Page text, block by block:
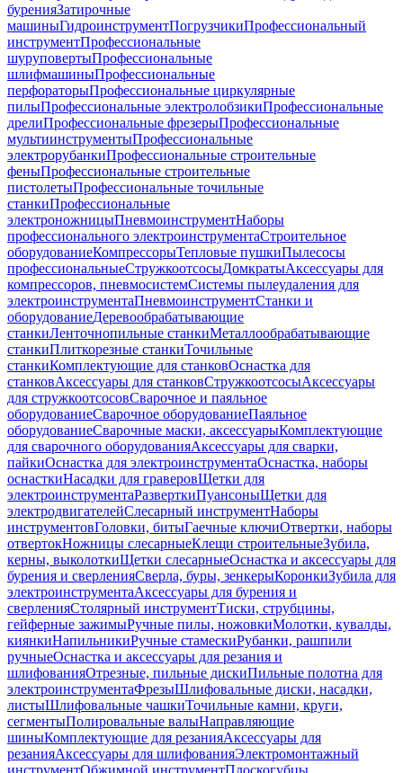
буренияЗатирочные
машиныГидроинструментПогрузчикиПрофессиональный
инструментПрофессиональные
шуруповертыПрофессиональные
шлифмашиныПрофессиональные
перфораторыПрофессиональные циркулярные
пилыПрофессиональные электролобзикиПрофессиональные
дрелиПрофессиональные фрезерыПрофессиональные
мультиинструментыПрофессиональные
электрорубанкиПрофессиональные строительные
феныПрофессиональные строительные
пистолетыПрофессиональные точильные
станкиПрофессиональные
электроножницыПневмоинструментНаборы
профессионального электроинструментаСтроительное
оборудованиеКомпрессорыТепловые пушкиПылесосы
профессиональныеСтружкоотсосыДомкратыАксессуары для
компрессоров, пневмосистемСистемы пылеудаления для
электроинструментаПневмоинструментСтанки и
оборудованиеДеревообрабатывающие
станкиЛенточнопильные станкиМеталлообрабатывающие
станкиПлиткорезные станкиТочильные
станкиКомплектующие для станковОснастка для
станковАксессуары для станковСтружкоотсосыАксессуары
для стружкоотсосовСварочное и паяльное
оборудованиеСварочное оборудованиеПаяльное
оборудованиеСварочные маски, аксессуарыКомплектующие
для сварочного оборудованияАксессуары для сварки,
пайкиОснастка для электроинструментаОснастка, наборы
оснасткиНасадки для граверовЩетки для
электроинструментаРазверткиПуансоныЩетки для
электродвигателейСлесарный инструментНаборы
инструментовГоловки, битыГаечные ключиОтвертки, наборы
отвертокНожницы слесарныеКлещи строительныеЗубила,
керны, выколоткиЩетки слесарныеОснастка и аксессуары для
бурения и сверленияСверла, буры, зенкерыКоронкиЗубила для
электроинструментаАксессуары для бурения и
сверленияСтолярный инструментТиски, струбцины,
гейферные зажимыРучные пилы, ножовкиМолотки, кувалды,
киянкиНапильникиРучные стамескиРубанки, рашпили
ручныеОснастка и аксессуары для резания и
шлифованияОтрезные, пильные дискиПильные полотна для
электроинструментаФрезыШлифовальные диски, насадки,
листыШлифовальные чашкиТочильные камни, круги,
сегментыПолировальные валыНаправляющие
шиныКомплектующие для резанияАксессуары для
резанияАксессуары для шлифованияЭлектромонтажный
инструментОбжимной инструментПлоскогубцы,